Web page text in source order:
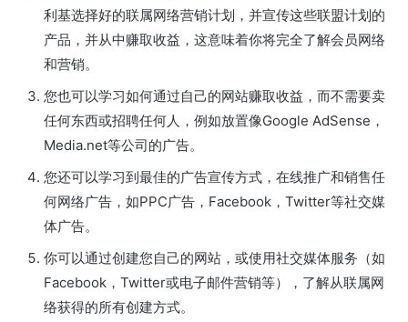
利基选择好的联属网络营销计划，并宣传这些联盟计划的
产品，并从中赚取收益，这意味着你将完全了解会员网络
和营销。
您也可以学习如何通过自己的网站赚取收益，而不需要卖
任何东西或招聘任何人，例如放置像Google AdSense，
Media.net等公司的广告。
您还可以学习到最佳的广告宣传方式，在线推广和销售任
何网络广告，如PPC广告，Facebook，Twitter等社交媒
体广告。
你可以通过创建您自己的网站，或使用社交媒体服务（如
Facebook，Twitter或电子邮件营销等），了解从联属网
络获得的所有创建方式。